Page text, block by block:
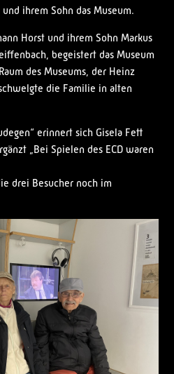
ihrem Sohn das Museum.
Horst und ihrem Sohn Markus
begeistert das Museum
des Museums, der Heinz
die Familie in alten
erinnert sich Gisela Fett
„Bei Spielen des ECD waren
drei Besucher noch im